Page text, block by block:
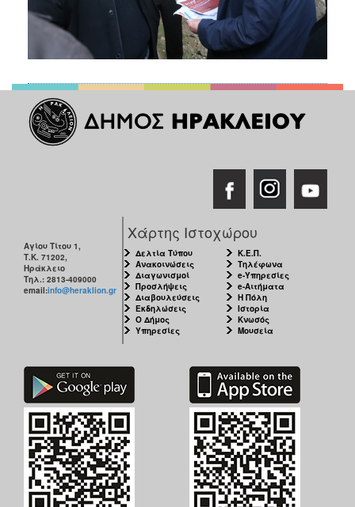
Αγίου Τίτου 1,
Τ.Κ. 71202,
Ηράκλειο
Τηλ.: 2813-409000
email:info@heraklion.gr
Χάρτης Ιστοχώρου
Δελτία Τύπου
Ανακοινώσεις
Διαγωνισμοί
Προσλήψεις
Διαβουλεύσεις
Εκδηλώσεις
Ο Δήμος
Υπηρεσίες
Κ.Ε.Π.
Τηλέφωνα
e-Υπηρεσίες
e-Αιτήματα
Η Πόλη
Ιστορία
Κνωσός
Μουσεία